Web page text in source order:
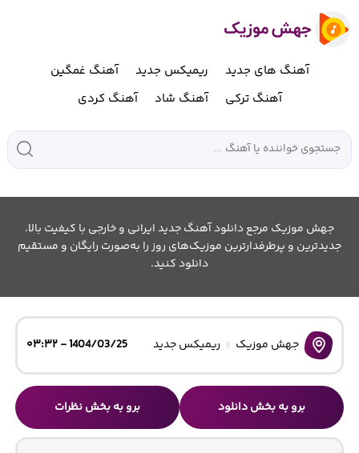
آهنگ های جدید ریمیکس جدید
آهنگ غمگین
آهنگ ترکی
آهنگ شاد آهنگ کردی
جهش موزیک مرجع دانلود آهنگ جدید ایرانی و خارجی با کیفیت بالا.
جدیدترین و پرطرفدارترین موزیک‌های روز را به‌صورت رایگان و مستقیم
دانلود کنید.
جهش موزیک ریمیکس جدید 1404/03/25 - ۰۳:۳۲
برو به بخش دانلود برو به بخش نظرات